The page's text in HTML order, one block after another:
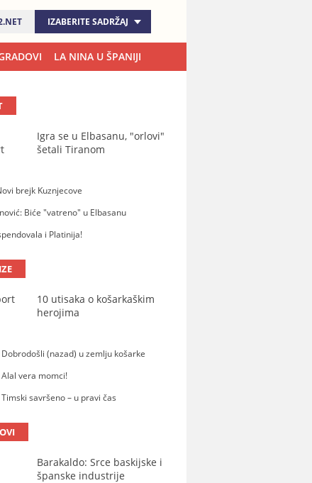
IZABERITE SADRŽAJ
LA NINA U ŠPANIJI
Igra se u Elbasanu, "orlovi"
šetali Tiranom
brejk Kuznjecove
Biće "vatreno" u Elbasanu
i Platinija!
10 utisaka o košarkaškim
herojima
(nazad) u zemlju košarke
vera momci!
savršeno – u pravi čas
Barakaldo: Srce baskijske i
španske industrije